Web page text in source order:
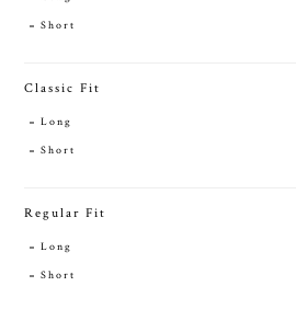
Short
Classic Fit
Long
Short
Regular Fit
Long
Short